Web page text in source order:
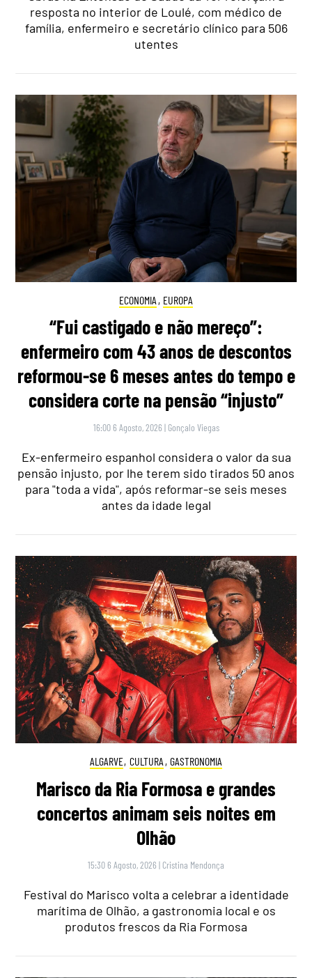
resposta no interior de Loulé, com médico de
família, enfermeiro e secretário clínico para 506
utentes
ECONOMIA , EUROPA
“Fui castigado e não mereço”:
enfermeiro com 43 anos de descontos
reformou-se 6 meses antes do tempo e
considera corte na pensão “injusto”
16:00 6 Agosto, 2026 | Gonçalo Viegas
Ex-enfermeiro espanhol considera o valor da sua
pensão injusto, por lhe terem sido tirados 50 anos
para "toda a vida", após reformar-se seis meses
antes da idade legal
ALGARVE, CULTURA , GASTRONOMIA
Marisco da Ria Formosa e grandes
concertos animam seis noites em
Olhão
15:30 6 Agosto, 2026 | Cristina Mendonça
Festival do Marisco volta a celebrar a identidade
marítima de Olhão, a gastronomia local e os
produtos frescos da Ria Formosa